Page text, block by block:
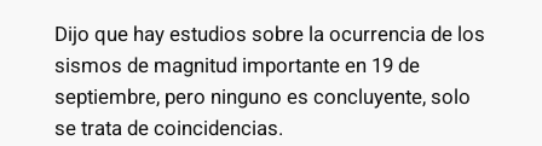
Dijo que hay estudios sobre la ocurrencia de los
sismos de magnitud importante en 19 de
septiembre, pero ninguno es concluyente, solo
se trata de coincidencias.